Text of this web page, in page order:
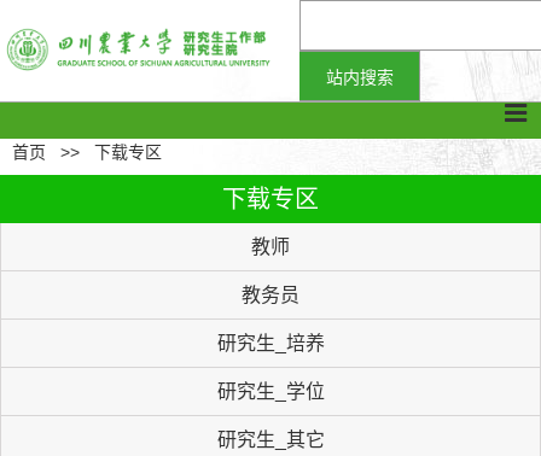
首页 >> 下载专区
下载专区
教师
教务员
研究生_培养
研究生_学位
研究生_其它